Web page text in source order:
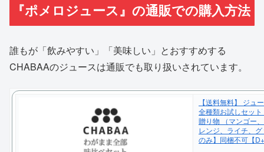
『ポメロジュース』の通販での購入方法
誰もが「飲みやすい」「美味しい」とおすすめする
CHABAAのジュースは通販でも取り扱いされています。
【送料無料】 ジ
全種類お試しセッ
贈り物 （マンゴー
レンジ、ライチ、
のみ】同梱不可【